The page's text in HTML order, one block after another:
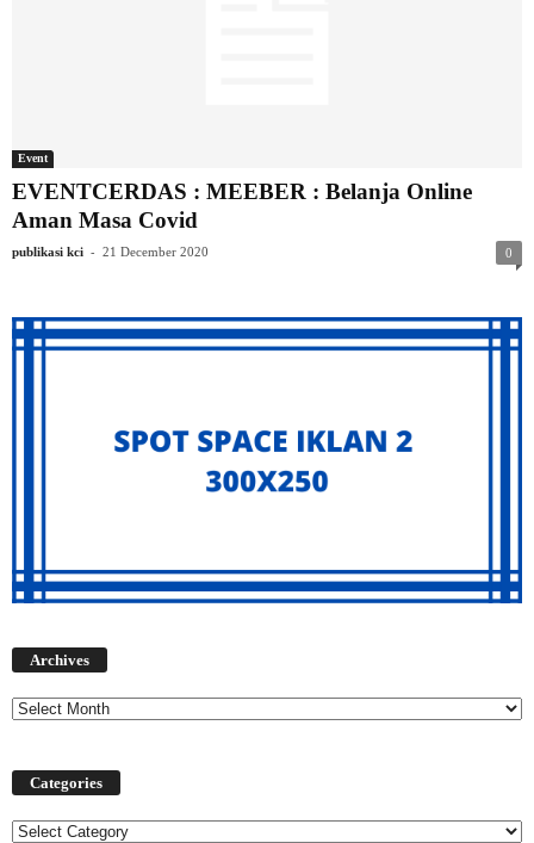
Event
EVENTCERDAS : MEEBER : Belanja Online
Aman Masa Covid
publikasi kci - 21 December 2020 0
Archives
Categories
Categories